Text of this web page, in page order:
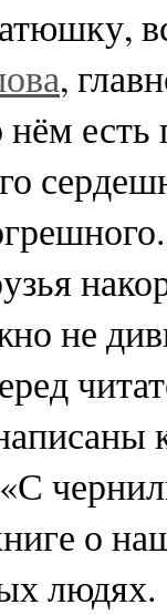
,
есть
не
о
людях.